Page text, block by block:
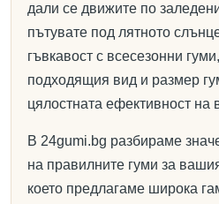
дали се движите по
пътувате под лятното
гъвкавост с всесезонни
подходящия вид и размер
цялостната ефективност
В 24gumi.bg разбираме
на правилните гуми за
което предлагаме широка